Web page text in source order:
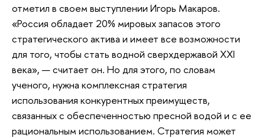
отметил в своем выступлении Игорь Макаров.
«Россия обладает 20% мировых запасов этого
стратегического актива и имеет все возможности
для того, чтобы стать водной сверхдержавой XXI
века», — считает он. Но для этого, по словам
ученого, нужна комплексная стратегия
использования конкурентных преимуществ,
связанных с обеспеченностью пресной водой и с ее
рациональным использованием. Стратегия может